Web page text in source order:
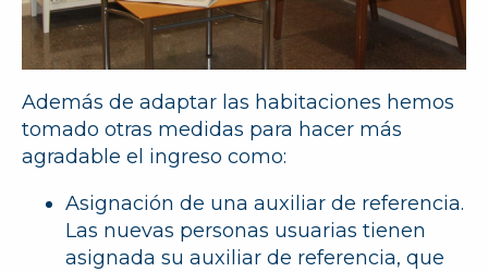
Además de adaptar las habitaciones hemos
tomado otras medidas para hacer más
agradable el ingreso como:
Asignación de una auxiliar de referencia.
Las nuevas personas usuarias tienen
asignada su auxiliar de referencia, que